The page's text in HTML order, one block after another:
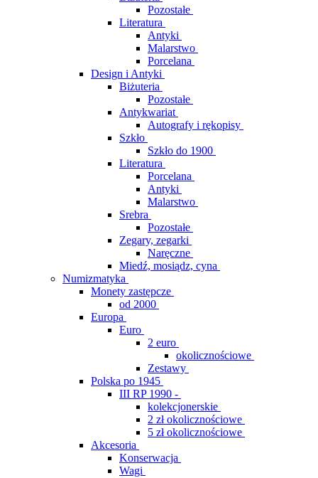
Pozostałe
Literatura
Antyki
Malarstwo
Porcelana
Design i Antyki
Biżuteria
Pozostałe
Antykwariat
Autografy i rękopisy
Szkło
Szkło do 1900
Literatura
Porcelana
Antyki
Malarstwo
Srebra
Pozostałe
Zegary, zegarki
Naręczne
Miedź, mosiądz, cyna
Numizmatyka
Monety zastępcze
od 2000
Europa
Euro
2 euro
okolicznościowe
Zestawy
Polska po 1945
III RP 1990 -
kolekcjonerskie
2 zł okolicznościowe
5 zł okolicznościowe
Akcesoria
Konserwacja
Wagi